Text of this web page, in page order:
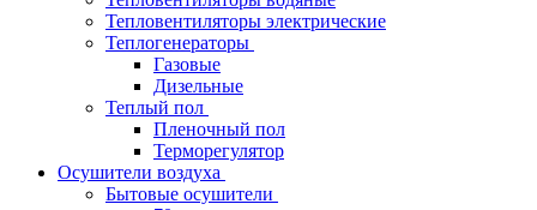
Тепловентиляторы электрические
Теплогенераторы
Газовые
Дизельные
Теплый пол
Пленочный пол
Терморегулятор
Осушители воздуха
Бытовые осушители